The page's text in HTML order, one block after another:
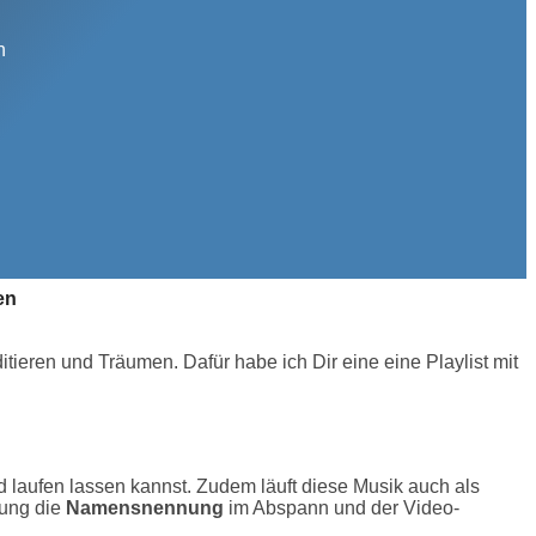
und Träumen. Dafür habe ich Dir eine eine Playlist mit
lassen kannst. Zudem läuft diese Musik auch als
die Namensnennung im Abspann und der Video-